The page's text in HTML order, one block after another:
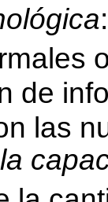
de
las